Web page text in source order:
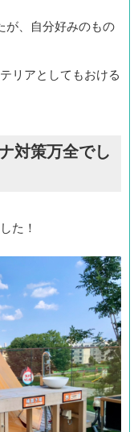
が、自分好みのもの
リアとしてもおける
対策万全でし
た！